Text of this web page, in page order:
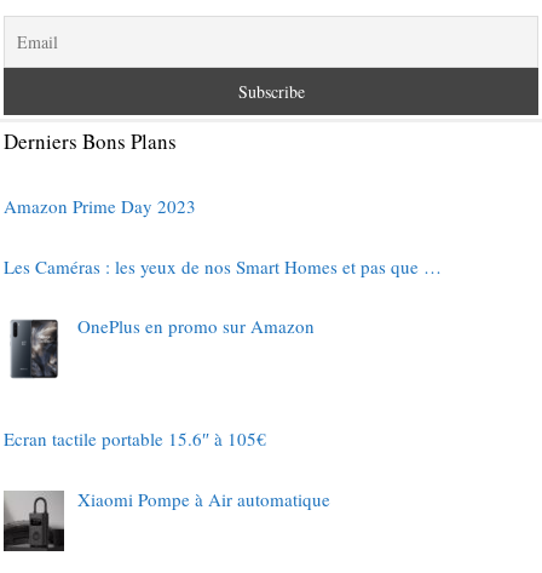
Derniers Bons Plans
Amazon Prime Day 2023
Les Caméras : les yeux de nos Smart Homes et pas que …
OnePlus en promo sur Amazon
Ecran tactile portable 15.6″ à 105€
Xiaomi Pompe à Air automatique